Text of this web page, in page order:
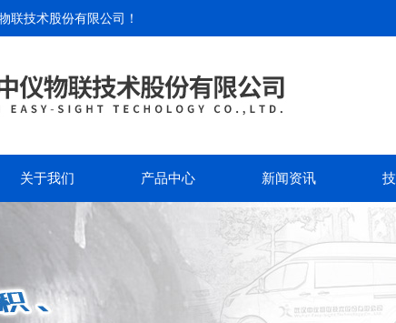
联技术股份有限公司 ！
关于我们 产品中心 新闻资讯